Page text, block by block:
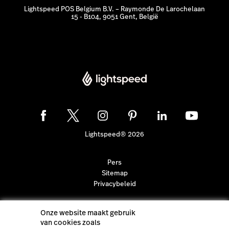
Lightspeed POS Belgium B.V. – Raymonde De Larochelaan
15 - B104, 9051 Gent, België
Lightspeed® 2026
Pers
Sitemap
Privacybeleid
Onze website maakt gebruik
van cookies zoals